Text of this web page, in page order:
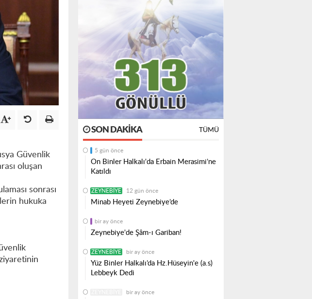
Güvenlik
oluşan
sonrası
hukuka
SON DAKIKA TÜMÜ
5 gün önce
On Binler Halkalı'da Erbain Merasimi’ne
Katıldı
ZEYNEBIYE 12 gün önce
Minab Heyeti Zeynebiye’de
bir ay önce
Zeynebiye'de Şâm-ı Gariban!
ZEYNEBIYE bir ay önce
Yüz Binler Halkalı’da Hz.Hüseyin'e (a.s)
Lebbeyk Dedi
bir ay önce